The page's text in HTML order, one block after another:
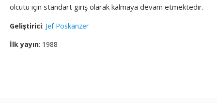
olcutu için standart giriş olarak kalmaya devam etmektedir.
Geliştirici: Jef Poskanzer
İlk yayın: 1988